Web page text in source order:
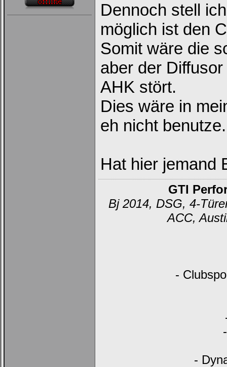
Dennoch stell
möglich ist den
Somit wäre die
aber der
AHK stört.
Dies wäre in
eh nicht
Hat hier jemand
GTI
Bj 2014, DSG, 4-
ACC,
-
-